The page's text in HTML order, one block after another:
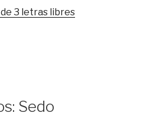
3 letras libres
Sedo